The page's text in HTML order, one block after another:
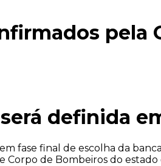
pela
definida
fase final de escolha da
Corpo de Bombeiros do